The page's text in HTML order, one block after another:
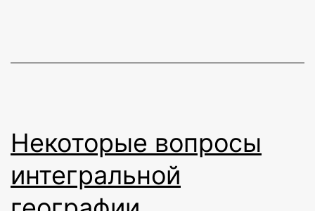
Некоторые вопросы
интегральной